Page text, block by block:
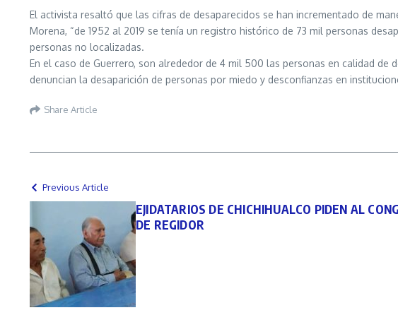
El activista resaltó que las cifras de desaparecidos se han incrementado de
Morena, “de 1952 al 2019 se tenía un registro histórico de 73 mil personas
personas no localizadas.
En el caso de Guerrero, son alrededor de 4 mil 500 las personas en calidad
denuncian la desaparición de personas por miedo y desconfianzas en
Share Article
Previous Article
EJIDATARIOS DE CHICHIHUALCO PIDEN AL
DE REGIDOR